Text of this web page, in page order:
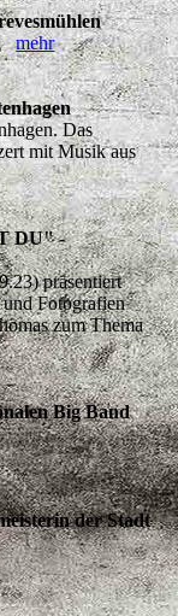
mehr
Das
mit Musik aus
DU" -
präsentiert
Fotografien
zum Thema
Big Band
der Stadt